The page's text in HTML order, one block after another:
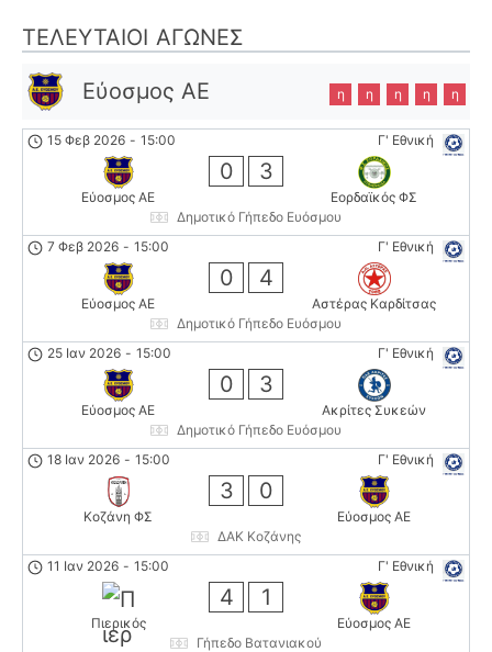
ΤΕΛΕΥΤΑΊΟΙ ΑΓΏΝΕΣ
Εύοσμος ΑΕ η η η η η
Γ' Εθνική
15 Φεβ 2026 - 15:00
Εύοσμος ΑΕ
0 3
Εορδαϊκός ΦΣ
Δημοτικό Γήπεδο Ευόσμου
Γ' Εθνική
7 Φεβ 2026 - 15:00
Εύοσμος ΑΕ
0 4
Αστέρας Καρδίτσας
Δημοτικό Γήπεδο Ευόσμου
Γ' Εθνική
25 Ιαν 2026 - 15:00
Εύοσμος ΑΕ
0 3
Ακρίτες Συκεών
Δημοτικό Γήπεδο Ευόσμου
Γ' Εθνική
18 Ιαν 2026 - 15:00
Κοζάνη ΦΣ
3 0
Εύοσμος ΑΕ
ΔΑΚ Κοζάνης
Γ' Εθνική
11 Ιαν 2026 - 15:00
Πιερικός
4 1
Εύοσμος ΑΕ
Γήπεδο Βατανιακού